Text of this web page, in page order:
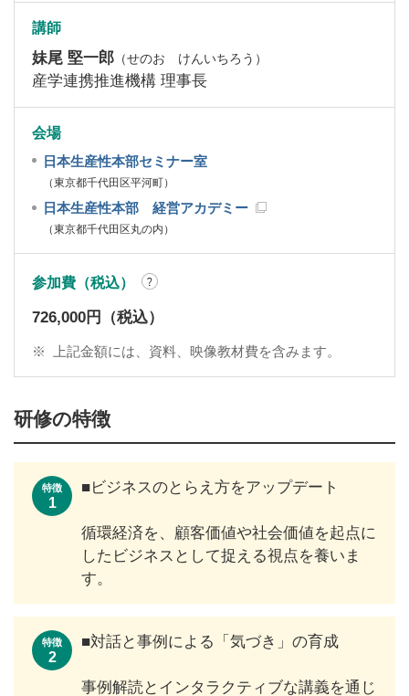
講師
妹尾 堅一郎 （せのお けんいちろう）
産学連携推進機構 理事長
会場
日本生産性本部セミナー室
（東京都千代田区平河町）
日本生産性本部 経営アカデミー
（東京都千代田区丸の内）
参加費（税込）
726,000円（税込）
※ 上記金額には、資料、映像教材費を含みます。
研修の特徴
特徴
1
■ビジネスのとらえ方をアップデート
循環経済を、顧客価値や社会価値を起点に
したビジネスとして捉える視点を養いま
す。
特徴
2
■対話と事例による「気づき」の育成
事例解読とインタラクティブな講義を通じ